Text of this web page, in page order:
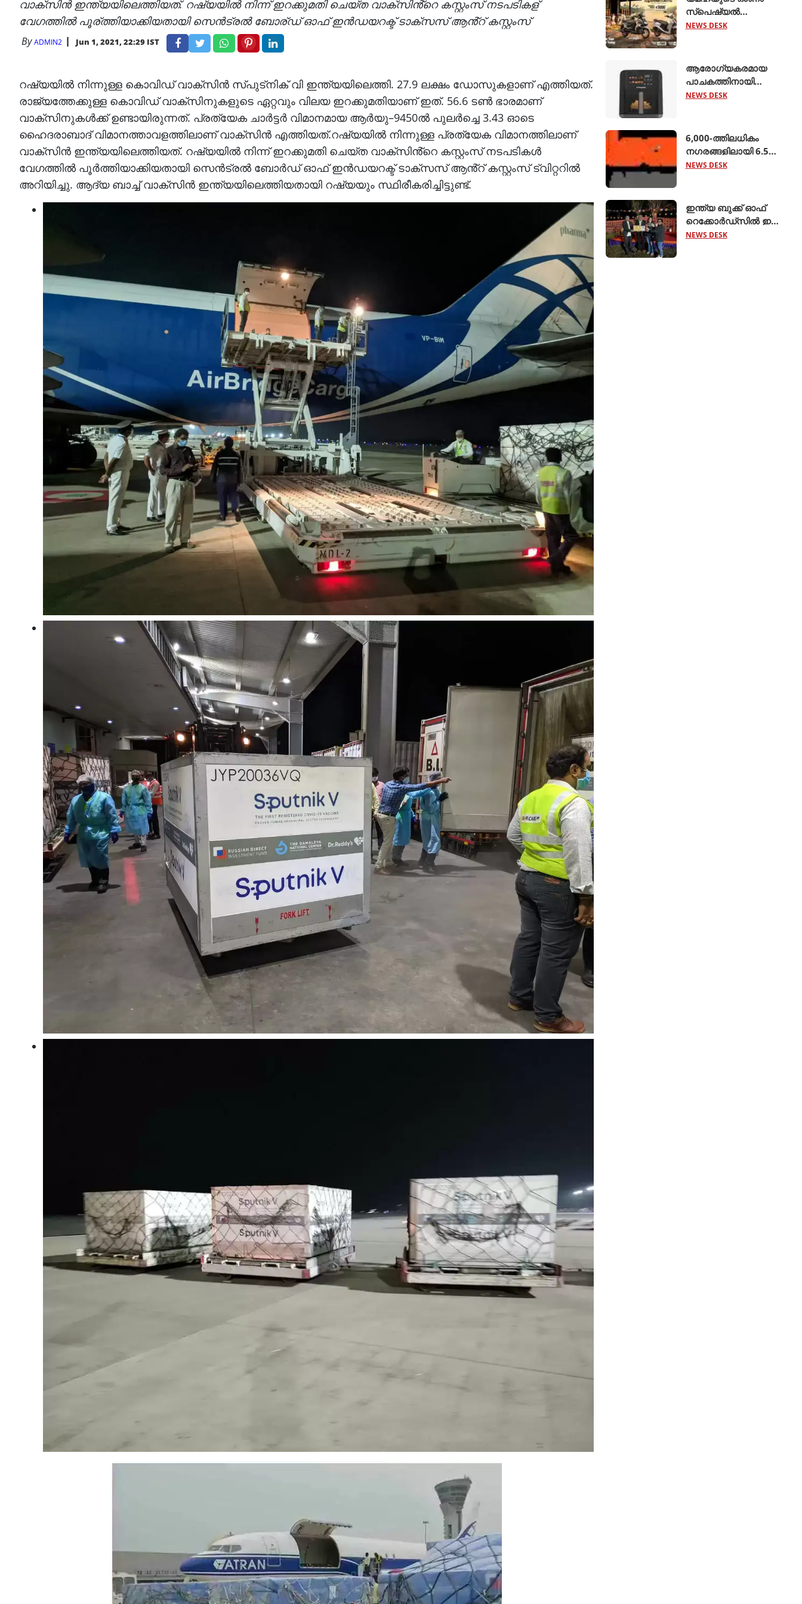
വാക്സിൻ ഇന്ത്യയിലെത്തിയത്. റഷ്യയിൽ നിന്ന് ഇറക്കുമതി ചെയ്ത വാക്സിൻ്റെ കസ്റ്റംസ് നടപടികള്
വേഗത്തിൽ പൂര്ത്തിയാക്കിയതായി സെൻട്രൽ ബോര്ഡ് ഓഫ് ഇൻഡയറക്ട് ടാക്സസ് ആൻ്റ് കസ്റ്റംസ്
ByADMIN2 Jun 1, 2021, 22:29 IST
റഷ്യയിൽ നിന്നുള്ള കൊവിഡ് വാക്സിൻ സ്പുട്നിക് വി ഇന്ത്യയിലെത്തി. 27.9 ലക്ഷം ഡോസുകളാണ് എത്തിയത്.
രാജ്യത്തേക്കുള്ള കൊവിഡ് വാക്‌സിനുകളുടെ ഏറ്റവും വിലയ ഇറക്കുമതിയാണ് ഇത്. 56.6 ടൺ ഭാരമാണ്
വാക്സിനുകൾക്ക് ഉണ്ടായിരുന്നത്. പ്രത്യേക ചാർട്ടർ വിമാനമായ ആർയു–9450ൽ പുലർച്ചെ 3.43 ഓടെ
ഹൈദരാബാദ് വിമാനത്താവളത്തിലാണ് വാക്സിൻ എത്തിയത്.റഷ്യയിൽ നിന്നുള്ള പ്രത്യേക വിമാനത്തിലാണ്
വാക്സിൻ ഇന്ത്യയിലെത്തിയത്. റഷ്യയിൽ നിന്ന് ഇറക്കുമതി ചെയ്ത വാക്സിൻ്റെ കസ്റ്റംസ് നടപടികള്‍
വേഗത്തിൽ പൂര്‍ത്തിയാക്കിയതായി സെൻട്രൽ ബോര്‍ഡ് ഓഫ് ഇൻഡയറക്ട് ടാക്സസ് ആൻ്റ് കസ്റ്റംസ് ട്വിറ്ററിൽ
അറിയിച്ചു. ആദ്യ ബാച്ച് വാക്സിൻ ഇന്ത്യയിലെത്തിയതായി റഷ്യയും സ്ഥിരീകരിച്ചിട്ടുണ്ട്.
സ്പെഷ്യൽ
ഓഫറുകൾ
ഹൈബ്രിഡ്
സ്കൂട്ടറുകൾ
എന്നിവയ്ക്ക്
ആനുകൂല്യങ്ങളു
NEWS DESK
ആരോഗ്യകരമായ
പാചകത്തിനായി
'അമിയോ എഡ്ജ് 5
ക്രോംപ്റ്റൺ
NEWS DESK
6,000-ത്തിലധികം
നഗരങ്ങളിലായി 6.5
ലക്ഷം റൂട്ടുകളെ
NEWS DESK
ഇന്ത്യ ബുക്ക് ഓഫ്
റെക്കോര്‍ഡ്‌സില്‍ ഇടം
നേടി നിസ്സാന്‍ ‍ടെക്ടൺ
NEWS DESK